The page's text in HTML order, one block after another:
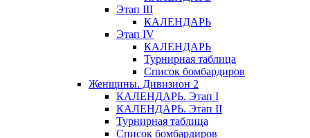
Этап III
КАЛЕНДАРЬ
Этап IV
КАЛЕНДАРЬ
Турнирная таблица
Список бомбардиров
Женщины. Дивизион 2
КАЛЕНДАРЬ. Этап I
КАЛЕНДАРЬ. Этап II
Турнирная таблица
Список бомбардиров